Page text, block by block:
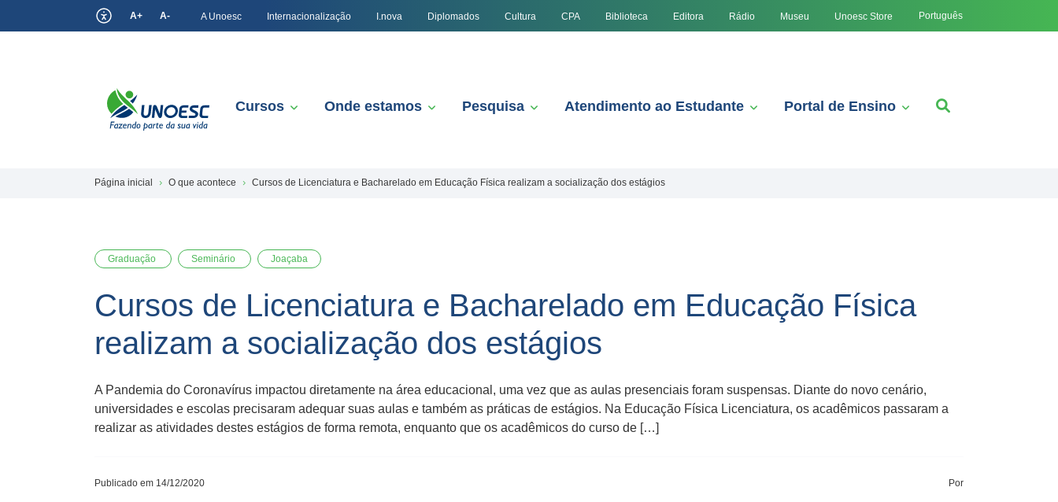
A+ A- A Unoesc Internacionalização I.nova Diplomados Cultura CPA Biblioteca Editora Rádio Museu Unoesc Store Português
Cursos Onde estamos Pesquisa Atendimento ao Estudante Portal de Ensino
Página inicial O que acontece Cursos de Licenciatura e Bacharelado em Educação Física realizam a socialização dos estágios
Graduação Seminário Joaçaba
Cursos de Licenciatura e Bacharelado em Educação Física
realizam a socialização dos estágios
A Pandemia do Coronavírus impactou diretamente na área educacional, uma vez que as aulas presenciais foram suspensas. Diante do novo cenário,
universidades e escolas precisaram adequar suas aulas e também as práticas de estágios. Na Educação Física Licenciatura, os acadêmicos passaram a
realizar as atividades destes estágios de forma remota, enquanto que os acadêmicos do curso de […]
Publicado em 14/12/2020 Por